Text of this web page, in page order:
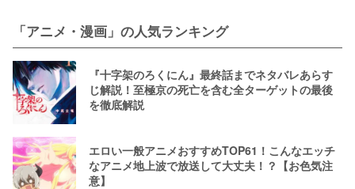
「アニメ・漫画」の人気ランキング
『十字架のろくにん』最終話までネタバレあらす
じ解説！至極京の死亡を含む全ターゲットの最後
を徹底解説
エロい一般アニメおすすめTOP61！こんなエッチ
なアニメ地上波で放送して大丈夫！？【お色気注
意】